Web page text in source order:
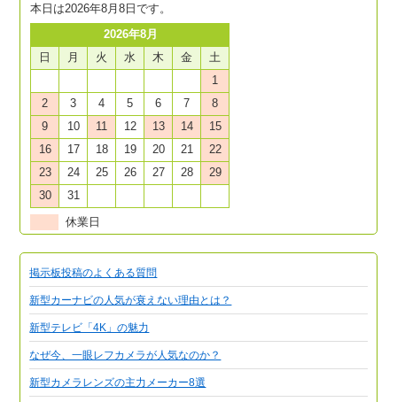
本日は2026年8月8日です。
2026年8月
日
月 火 水 木 金
土
1
2
3 4 5 6 7
8
9
10 11 12 13 14
15
16
17 18 19 20 21
22
23
24 25 26 27 28
29
30
31
休業日
掲示板投稿のよくある質問
新型カーナビの人気が衰えない理由とは？
新型テレビ「4K」の魅力
なぜ今、一眼レフカメラが人気なのか？
新型カメラレンズの主力メーカー8選